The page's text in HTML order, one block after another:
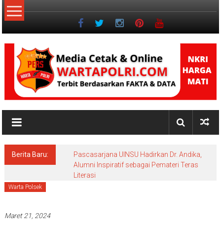
Lompat
ke
NKRI
Jurnalisme
Berita Baru:
Pascasarjana UINSU Hadirkan Dr. Andika,
Alumni Inspiratif sebagai Pemateri Teras
Literasi
Warta Polsek
Maret 21, 2024